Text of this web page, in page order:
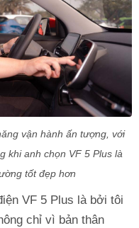
vận hành ấn tượng, với
khi anh chọn VF 5 Plus là
tốt đẹp hơn
VF 5 Plus là bởi tôi
chỉ vì bản thân